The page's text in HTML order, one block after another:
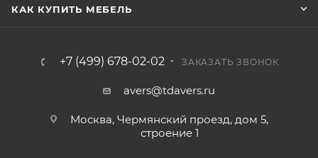
КАК КУПИТЬ МЕБЕЛЬ
+7 (499) 678-02-02 ЗАКАЗАТЬ ЗВОНОК
avers@tdavers.ru
Москва, Чермянский проезд, дом 5,
строение 1